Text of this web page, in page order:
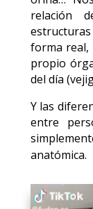
relación
forma real,
propio
del día
Y las
entre
anatómica.